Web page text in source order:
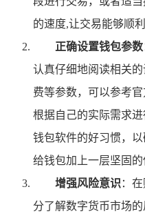
的速度,让交易能够顺利
正确设置钱包参数
认真仔细地阅读相关
费等参数，可以参考
根据自己的实际需求
钱包软件的好习惯，
给钱包加上一层坚固的
增强风险意识 ：
分了解数字货币市场